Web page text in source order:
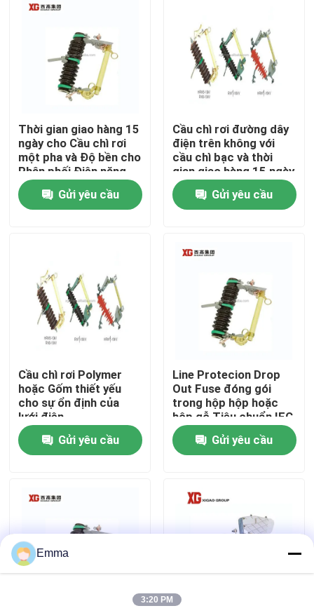
Trang Chủ
Về chúng tôi
Tham quan nhà máy
Kiểm soát chất lượng
Liên hệ chúng tôi
Công tắc ngắt tải SF6
Thiết bị đóng cắt phân phối điện
Thời gian giao hàng 15
ngày cho Cầu chì rơi
một pha và Độ bền cho
Phân phối Điện năng
Gửi yêu cầu
Cầu chì rơi đường dây
điện trên không với
cầu chì bạc và thời
gian giao hàng 15 ngày
FOB
Gửi yêu cầu
Cầu chì rơi Polymer
hoặc Gốm thiết yếu
cho sự ổn định của
lưới điện
Gửi yêu cầu
Line Protecion Drop
Out Fuse đóng gói
trong hộp hộp hoặc
hộp gỗ Tiêu chuẩn IEC
và ANSI Tiêu chuẩn
Gửi yêu cầu
Emma
3:20 PM